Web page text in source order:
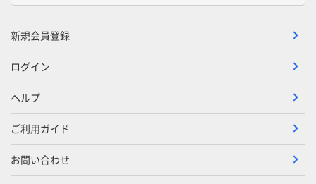
新規会員登録
ログイン
ヘルプ
ご利用ガイド
お問い合わせ